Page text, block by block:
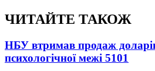
ЧИТАЙТЕ ТАКОЖ
НБУ втримав продаж
психологічної межі 5101